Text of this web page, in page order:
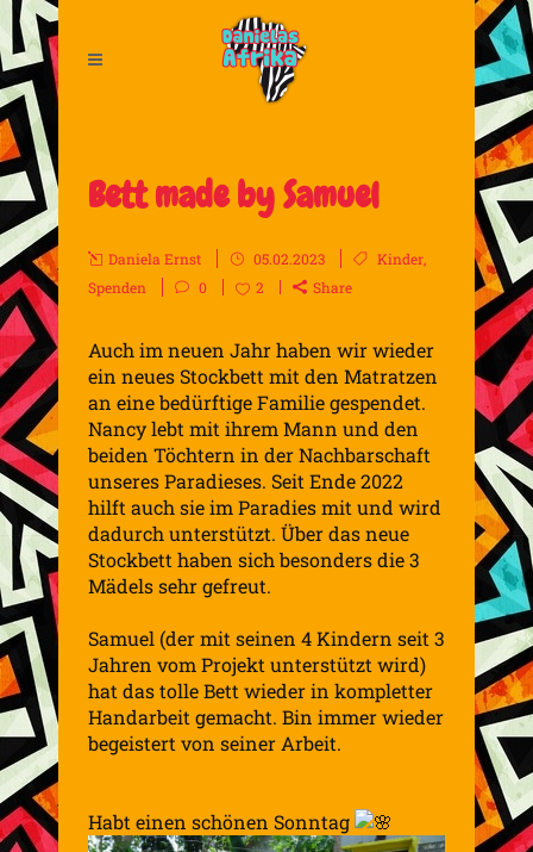
Bett made by Samuel
Daniela Ernst 05.02.2023 Kinder,
Spenden
0 2 Share
Auch im neuen Jahr haben wir wieder
ein neues Stockbett mit den Matratzen
an eine bedürftige Familie gespendet.
Nancy lebt mit ihrem Mann und den
beiden Töchtern in der Nachbarschaft
unseres Paradieses. Seit Ende 2022
hilft auch sie im Paradies mit und wird
dadurch unterstützt. Über das neue
Stockbett haben sich besonders die 3
Mädels sehr gefreut.
Samuel (der mit seinen 4 Kindern seit 3
Jahren vom Projekt unterstützt wird)
hat das tolle Bett wieder in kompletter
Handarbeit gemacht. Bin immer wieder
begeistert von seiner Arbeit.
Habt einen schönen Sonntag